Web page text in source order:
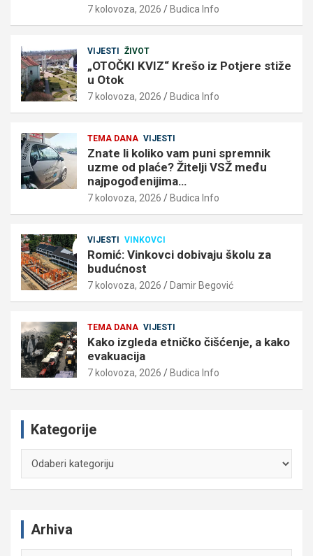
7 kolovoza, 2026 Budica Info
VIJESTI ŽIVOT
„OTOČKI KVIZ“ Krešo iz Potjere stiže
u Otok
7 kolovoza, 2026 Budica Info
TEMA DANA VIJESTI
Znate li koliko vam puni spremnik
uzme od plaće? Žitelji VSŽ među
najpogođenijima…
7 kolovoza, 2026 Budica Info
VIJESTI VINKOVCI
Romić: Vinkovci dobivaju školu za
budućnost
7 kolovoza, 2026 Damir Begović
TEMA DANA VIJESTI
Kako izgleda etničko čišćenje, a kako
evakuacija
7 kolovoza, 2026 Budica Info
Kategorije
Arhiva